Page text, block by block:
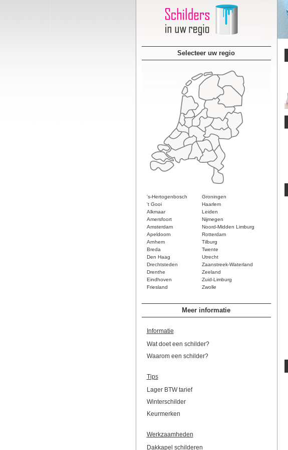
Selecteer uw regio
's-Hertogenbosch
Groningen
't Gooi
Haarlem
Alkmaar
Leiden
Amersfoort
Nijmegen
Amsterdam
Noord-Midden Limburg
Apeldoorn
Rotterdam
Arnhem
Tilburg
Breda
Twente
Den Haag
Utrecht
Drechtsteden
Zaanstreek-Waterland
Drenthe
Zeeland
Eindhoven
Zuid-Limburg
Friesland
Zwolle
Meer informatie
Informatie
Wat doet een schilder?
Waarom een schilder?
Tips
Lager BTW tarief
Winterschilder
Keurmerken
Werkzaamheden
Dakkapel schilderen